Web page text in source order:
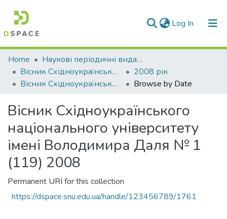
Log In (current)
Communities & Collections
All of DSpace
Home
Наукові періодичні видання СНУ ім. В. Даля
Вісник Східноукраїнського національного університету імені В. Даля
2008 рік
Вісник Східноукраїнського національного університету імені Володимира Даля № 1 (119) 2008
Browse by Date
Вісник Східноукраїнського
національного університету
імені Володимира Даля № 1
(119) 2008
Permanent URI for this collection
https://dspace.snu.edu.ua/handle/123456789/1761